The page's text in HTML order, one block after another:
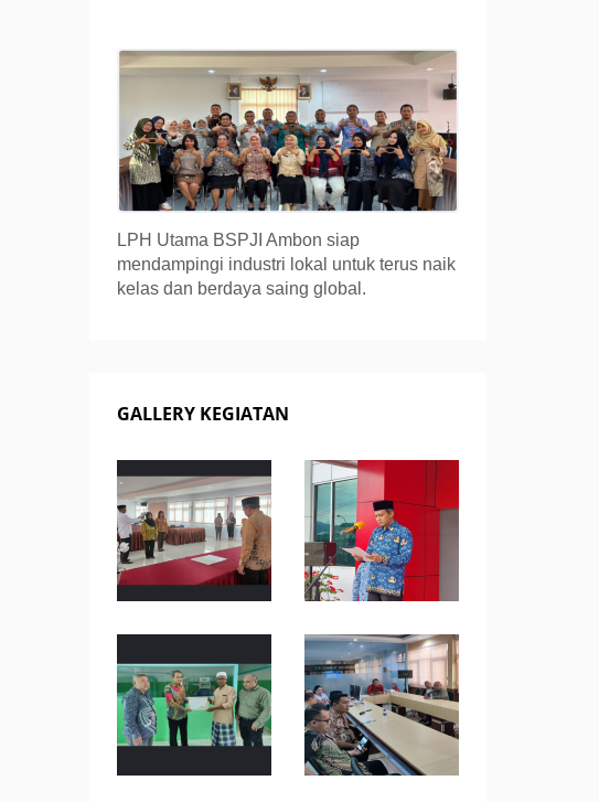
LPH Utama BSPJI Ambon siap
mendampingi industri lokal untuk terus naik
kelas dan berdaya saing global.
GALLERY KEGIATAN